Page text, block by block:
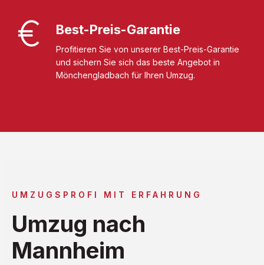
Best-Preis-Garantie
Profitieren Sie von unserer Best-Preis-Garantie
und sichern Sie sich das beste Angebot in
Mönchengladbach für Ihren Umzug.
UMZUGSPROFI MIT ERFAHRUNG
Umzug nach
Mannheim